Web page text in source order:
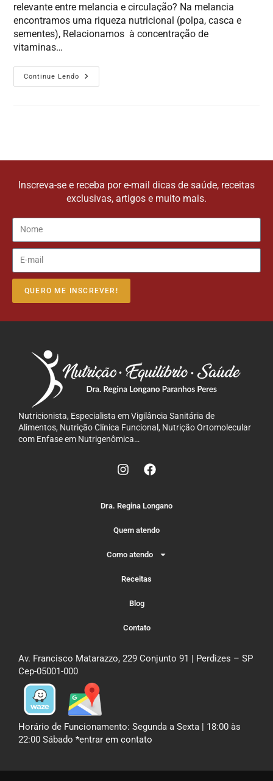
relevante entre melancia e circulação? Na melancia
encontramos uma riqueza nutricional (polpa, casca e
sementes), Relacionamos à concentração de
vitaminas…
Continue Lendo
Inscreva-se e receba por e-mail dicas de saúde, receitas
exclusivas, artigos e muito mais.
QUERO ME INSCREVER!
Nutricionista, Especialista em Vigilância Sanitária de
Alimentos, Nutrição Clínica Funcional, Nutrição Ortomolecular
com Enfase em Nutrigenômica…
Dra. Regina Longano
Quem atendo
Como atendo
Receitas
Blog
Contato
Av. Francisco Matarazzo, 229 Conjunto 91 | Perdizes – SP
Cep-05001-000
Horário de Funcionamento: Segunda a Sexta | 18:00 às
22:00 Sábado *entrar em contato